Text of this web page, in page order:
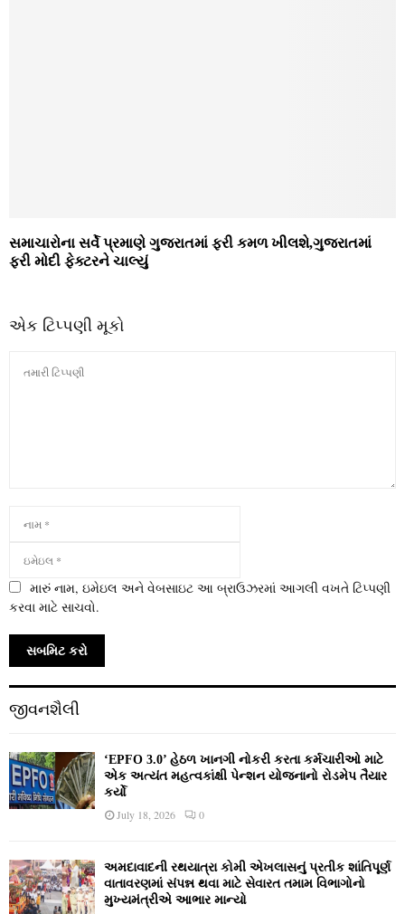
સમાચારોના સર્વે પ્રમાણે ગુજરાતમાં ફરી કમળ ખીલશે,ગુજરાતમાં
ફરી મોદી ફેક્ટરને ચાલ્યું
એક ટિપ્પણી મૂકો
મારું નામ, ઇમેઇલ અને વેબસાઇટ આ બ્રાઉઝરમાં આગલી વખતે ટિપ્પણી
કરવા માટે સાચવો.
જીવનશૈલી
‘EPFO 3.0’ હેઠળ ખાનગી નોકરી કરતા કર્મચારીઓ માટે
એક અત્યંત મહત્વકાંક્ષી પેન્શન યોજનાનો રોડમેપ તૈયાર
કર્યો
July 18, 2026 0
અમદાવાદની રથયાત્રા કોમી એખલાસનું પ્રતીક શાંતિપૂર્ણ
વાતાવરણમાં સંપન્ન થવા માટે સેવારત તમામ વિભાગોનો
મુખ્યમંત્રીએ આભાર માન્યો